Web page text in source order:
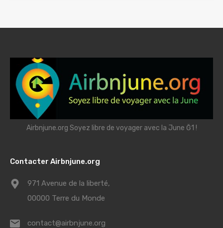
Airbnjune.org Soyez libre de voyager avec la June Ğ1 !
Contacter Airbnjune.org
971 Avenue de la liberté,
00000 Terre du Monde
contact@airbnjune.org